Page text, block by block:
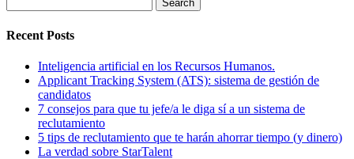
for:
Recent Posts
Inteligencia artificial en los Recursos Humanos.
Applicant Tracking System (ATS): sistema de gestión de
candidatos
7 consejos para que tu jefe/a le diga sí a un sistema de
reclutamiento
5 tips de reclutamiento que te harán ahorrar tiempo (y dinero)
La verdad sobre StarTalent